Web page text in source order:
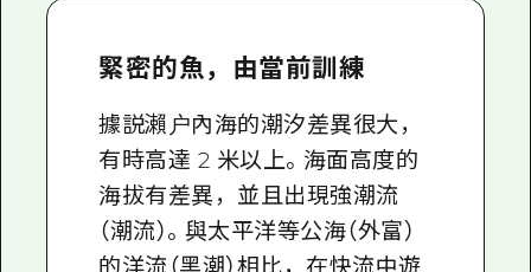
緊密的魚，由當前訓練
據説瀨户內海的潮汐差異很大，
有時高達 2 米以上。海面高度的
海拔有差異，並且出現強潮流
（潮流）。與太平洋等公海（外富）